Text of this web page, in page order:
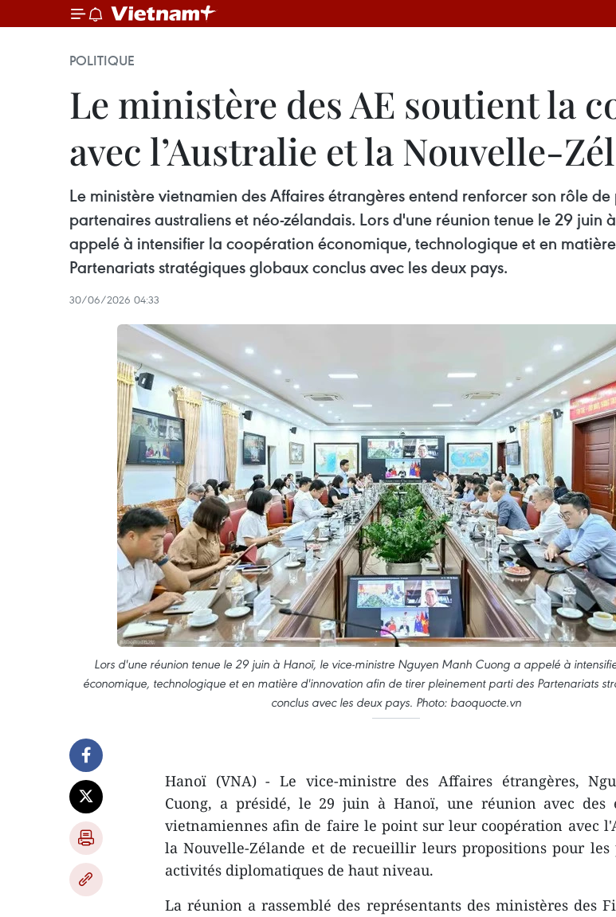
POLITIQUE
Le ministère des AE soutient la
avec l’Australie et la Nouvelle-
Le ministère vietnamien des Affaires étrangères entend renforcer son rôle
partenaires australiens et néo-zélandais. Lors d'une réunion tenue le 29
appelé à intensifier la coopération économique, technologique et en
Partenariats stratégiques globaux conclus avec les deux pays.
30/06/2026 04:33
Lors d'une réunion tenue le 29 juin à Hanoï, le vice-ministre Nguyen Manh Cuong a appelé à
économique, technologique et en matière d'innovation afin de tirer pleinement parti des Partenariats
conclus avec les deux pays. Photo: baoquocte.vn
Hanoï (VNA) - Le vice-ministre des Affaires étrangères,
Cuong, a présidé, le 29 juin à Hanoï, une réunion avec des
vietnamiennes afin de faire le point sur leur coopération avec
la Nouvelle-Zélande et de recueillir leurs propositions pour les
activités diplomatiques de haut niveau.
La réunion a rassemblé des représentants des ministères des